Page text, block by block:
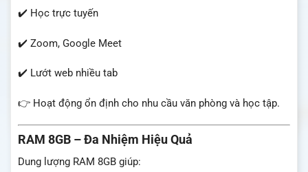
✔️ Học trực tuyến
✔️ Zoom, Google Meet
✔️ Lướt web nhiều tab
👉 Hoạt động ổn định cho nhu cầu văn phòng và học tập.
RAM 8GB – Đa Nhiệm Hiệu Quả
Dung lượng RAM 8GB giúp: